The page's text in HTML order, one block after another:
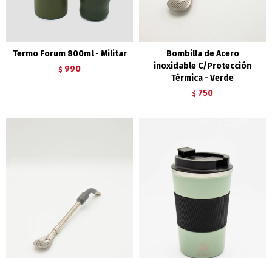
Termo Forum 800ml - Militar
$ 990
Bombilla de Acero
inoxidable C/Protección
Térmica - Verde
$ 750